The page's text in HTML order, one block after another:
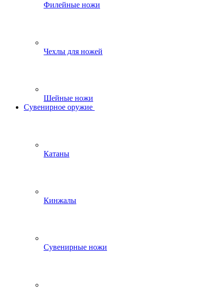
Филейные ножи
Чехлы для ножей
Шейные ножи
Сувенирное оружие
Катаны
Кинжалы
Сувенирные ножи